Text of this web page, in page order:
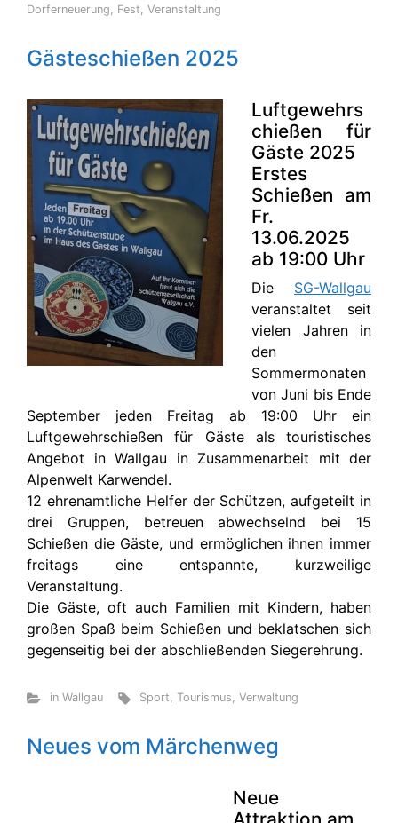
Dorferneuerung, Fest, Veranstaltung
Gästeschießen 2025
Luftgewehrs
chießen für
Gäste 2025
Erstes
Schießen am
Fr.
13.06.2025
ab 19:00 Uhr
Die SG-Wallgau
veranstaltet seit
vielen Jahren in
den
Sommermonaten
von Juni bis Ende
September jeden Freitag ab 19:00 Uhr ein
Luftgewehrschießen für Gäste als touristisches
Angebot in Wallgau in Zusammenarbeit mit der
Alpenwelt Karwendel.
12 ehrenamtliche Helfer der Schützen, aufgeteilt in
drei Gruppen, betreuen abwechselnd bei 15
Schießen die Gäste, und ermöglichen ihnen immer
freitags eine entspannte, kurzweilige
Veranstaltung.
Die Gäste, oft auch Familien mit Kindern, haben
großen Spaß beim Schießen und beklatschen sich
gegenseitig bei der abschließenden Siegerehrung.
in Wallgau Sport,Tourismus,Verwaltung
Neues vom Märchenweg
Neue